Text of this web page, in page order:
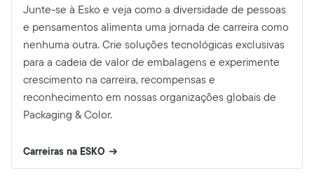
Junte-se à Esko e veja como a diversidade de pessoas
e pensamentos alimenta uma jornada de carreira como
nenhuma outra. Crie soluções tecnológicas exclusivas
para a cadeia de valor de embalagens e experimente
crescimento na carreira, recompensas e
reconhecimento em nossas organizações globais de
Packaging & Color.
Carreiras na ESKO